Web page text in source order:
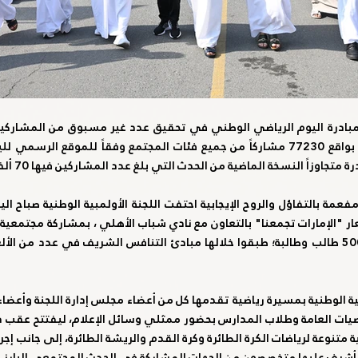
النسخة الماضية من الحدث التي بلغ عدد المشاركين فيها 70 ألفاً.
لرياضات الكرة الطائرة وكرة القدم والريشة الطائرة، إلى جانب